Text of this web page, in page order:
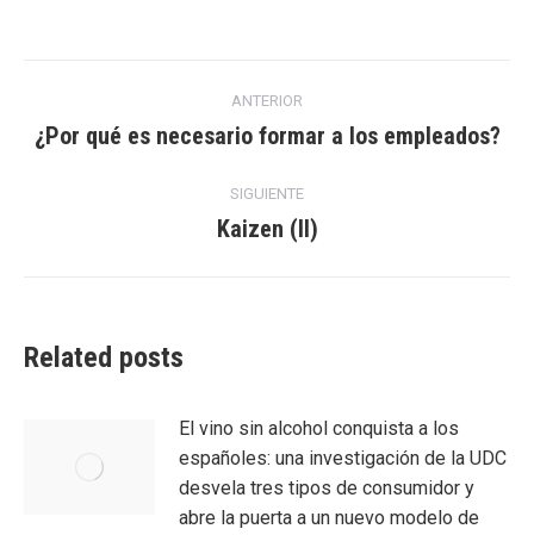
entre
ANTERIOR
Entrada
¿Por qué es necesario formar a los empleados?
SIGUIENTE
Entrada
Kaizen (II)
Related posts
El vino sin alcohol conquista a los
españoles: una investigación de la UDC
desvela tres tipos de consumidor y
abre la puerta a un nuevo modelo de